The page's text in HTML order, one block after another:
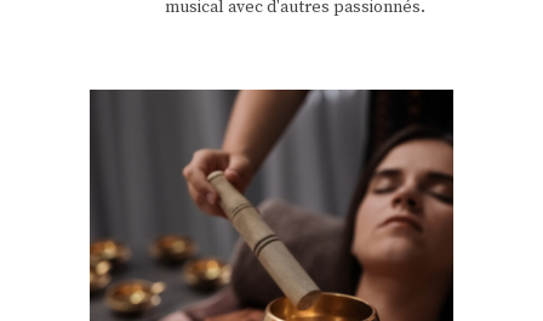
musical avec d'autres passionnés.